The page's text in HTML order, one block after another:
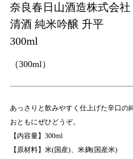
奈良春日山酒造株式会社
清酒 純米吟醸 升平
300ml
（300ml）
あっさりと飲みやすく仕上げた辛口の
おともにぜひどうぞ。
【内容量】300ml
【原材料】米(国産)、米麹(国産米)